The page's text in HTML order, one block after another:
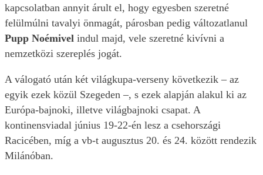
kapcsolatban annyit árult el, hogy egyesben szeretné
felülmúlni tavalyi önmagát, párosban pedig változatlanul
Pupp Noémivel indul majd, vele szeretné kivívni a
nemzetközi szereplés jogát.
A válogató után két világkupa-verseny következik – az
egyik ezek közül Szegeden –, s ezek alapján alakul ki az
Európa-bajnoki, illetve világbajnoki csapat. A
kontinensviadal június 19-22-én lesz a csehországi
Racicében, míg a vb-t augusztus 20. és 24. között rendezik
Milánóban.